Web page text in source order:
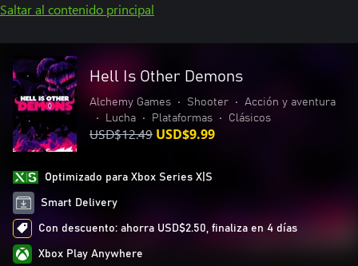
Saltar al contenido principal
Hell Is Other Demons
Alchemy Games • Shooter •
Acción y aventura
•
Lucha • Plataformas • Clásicos
USD$12.49 USD$9.99
Optimizado para Xbox Series X|S
Smart Delivery
Con descuento: ahorra USD$2.50, finaliza en 4 días
Xbox Play Anywhere